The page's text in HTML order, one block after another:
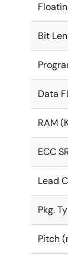
Bit
Data
RAM
ECC
Lead
Pkg.
Pitch